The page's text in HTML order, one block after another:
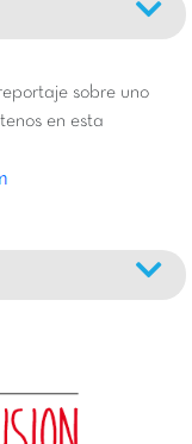
sobre uno
en esta